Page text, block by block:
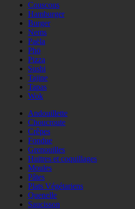
Couscous
Hamburger
Burger
Nems
Paëla
Phö
Pizza
Sushi
Tajine
Tapas
Wok
Andouillette
Choucroute
Crêpes
Fondue
Grenouilles
Huitres et coquillages
Moules
Pâtes
Plats Végétariens
Quenelle
Saucisson